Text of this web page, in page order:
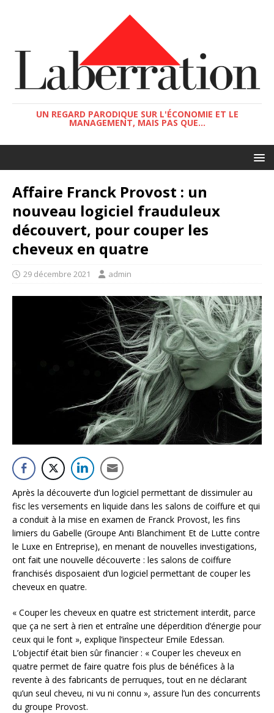
UN REGARD PARODIQUE SUR L'ÉCONOMIE ET LE
MANAGEMENT, MAIS PAS QUE...
Affaire Franck Provost : un
nouveau logiciel frauduleux
découvert, pour couper les
cheveux en quatre
29 décembre 2021 admin
Après la découverte d’un logiciel permettant de dissimuler au
fisc les versements en liquide dans les salons de coiffure et qui
a conduit à la mise en examen de Franck Provost, les fins
limiers du Gabelle (Groupe Anti Blanchiment Et de Lutte contre
le Luxe en Entreprise), en menant de nouvelles investigations,
ont fait une nouvelle découverte : les salons de coiffure
franchisés disposaient d’un logiciel permettant de couper les
cheveux en quatre.
« Couper les cheveux en quatre est strictement interdit, parce
que ça ne sert à rien et entraîne une déperdition d’énergie pour
ceux qui le font », explique l’inspecteur Emile Edessan.
L’objectif était bien sûr financier : « Couper les cheveux en
quatre permet de faire quatre fois plus de bénéfices à la
revente à des fabricants de perruques, tout en ne déclarant
qu’un seul cheveu, ni vu ni connu », assure l’un des concurrents
du groupe Provost.